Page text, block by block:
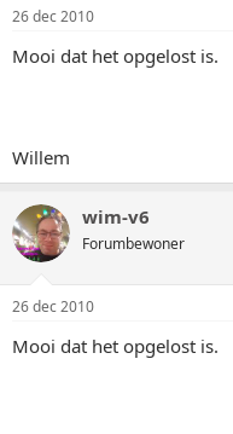
26 dec 2010
Mooi dat het opgelost is.
Willem
wim-v6
Forumbewoner
26 dec 2010
Mooi dat het opgelost is.